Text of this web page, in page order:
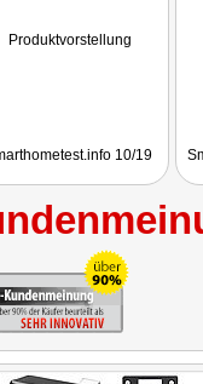
Produktvorstellung
10/19